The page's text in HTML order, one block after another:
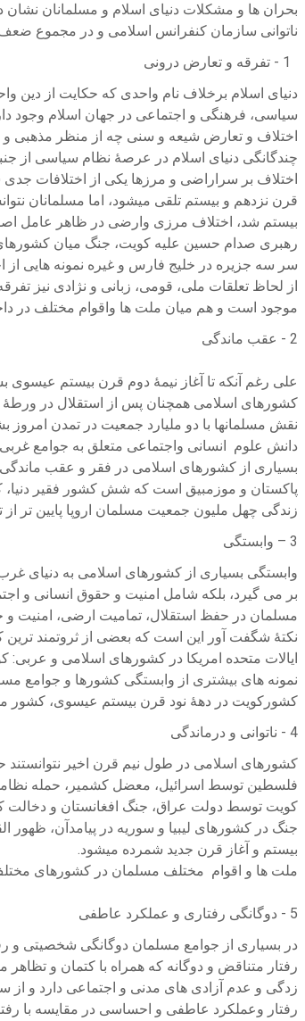
بحران ها و مشکلات دنیای اسلام و مسلمانان نشان
ناتوانی سازمان کنفرانس اسلامی و در مجموع
دنیای اسلام برخلاف نام واحدی که حکایت از
سیاسی، فرهنگی و اجتماعی در جهان اسلام وجود
اختلاف و تعارض شیعه و سنی چه از منظر مذهبی
چندگانگی دنیای اسلام در عرصۀ نظام سیاسی از
اختلاف بر سراراضی و مرزها یکی از اختلافات جدی
قرن نزدهم و بیستم تلقی میشود، اما مسلمانان
بیستم شد، اختلاف مرزی وارضی در ظاهر عامل
سر سه جزیره در خلیج فارس و غیره نمونه هایی از
از لحاظ تعلقات ملی، قومی، زبانی و نژادی نیز
موجود است و هم میان ملت ها واقوام مختلف در
2 - عقب ماندگی
علی رغم آنکه تا آغاز نیمۀ دوم قرن بیستم
کشورهای اسلامی همچنان پس از استقلال در ورطۀ
نقش مسلمانها با دو ملیارد جمعیت در تمدن
دانش علوم انسانی واجتماعی متعلق به جوامع
بسیاری از کشورهای اسلامی در فقر و عقب ماندگی
زندگی چهل ملیون جمعیت مسلمان اروپا پایین تر از
3 – وابستگی
وابستگی بسیاری از کشورهای اسلامی به دنیای
بر می گیرد، بلکه شامل امنیت و حقوق انسانی و
مسلمان در حفظ استقلال، تمامیت ارضی، امنیت و
نکتۀ شگفت آور این است که بعضی از ثروتمند
ایالات متحده امریکا در کشورهای اسلامی و عربی:
نمونه های بیشتری از وابستگی کشورها و جوامع
کشورکویت در دهۀ نود قرن بیستم عیسوی، کشور
4 - ناتوانی و درماندگی
کشورهای اسلامی در طول نیم قرن اخیر
فلسطین توسط اسرائیل، معضل کشمیر، حمله
کویت توسط دولت عراق، جنگ افغانستان و دخالت
جنگ در کشورهای لیبیا و سوریه در پیامدآن،
بیستم و آغاز قرن جدید شمرده میشود.
ملت ها و اقوام مختلف مسلمان در کشورهای مختلف
5 - دوگانگی رفتاری و عملکرد عاطفی
در بسیاری از جوامع مسلمان دوگانگی شخصیتی و
رفتار متناقض و دوگانه که همراه با کتمان و
زدگی و عدم آزادی های مدنی و اجتماعی دارد و از
رفتار وعملکرد عاطفی و احساسی در مقایسه با